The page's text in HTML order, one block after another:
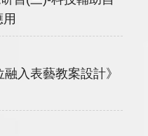
入表藝教案設計》